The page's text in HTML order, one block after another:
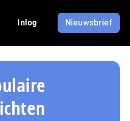
Inlog Nieuwsbrief